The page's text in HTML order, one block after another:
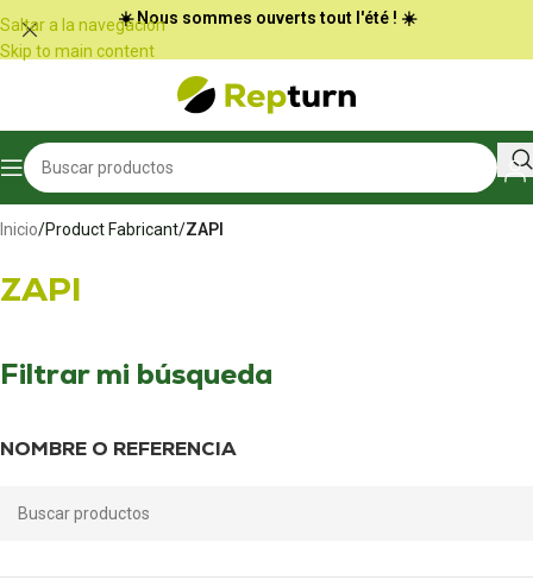
Panel de gestión de cookies
Saltar a la navegación
Skip to main content
☀️ Nous sommes ouverts tout l'été ! ☀️
Inicio/Product Fabricant/ZAPI
ZAPI
Filtrar mi búsqueda
NOMBRE O REFERENCIA